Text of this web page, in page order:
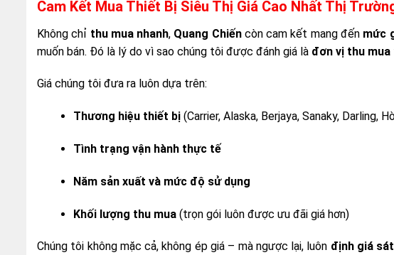
Cam Kết Mua Thiết Bị Siêu Thị Giá Cao Nhất Thị
Không chỉ thu mua nhanh, Quang Chiếncòn cam kết mang đến mức
muốn bán. Đó là lý do vì sao chúng tôi được đánh giá là đơn vị thu
Giá chúng tôi đưa ra luôn dựa trên:
Thương hiệu thiết bị(Carrier, Alaska, Berjaya, Sanaky, Darling,
Tình trạng vận hành thực tế
Năm sản xuất và mức độ sử dụng
Khối lượng thu mua(trọn gói luôn được ưu đãi giá hơn)
Chúng tôi không mặc cả, không ép giá – mà ngược lại, luôn định giá